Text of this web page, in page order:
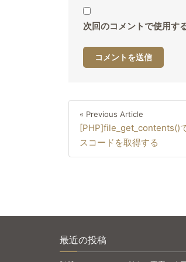
次回のコメントで使用す
ビ
ン
Previous
Article
« Previous Article
[PHP]file_get_contents()
スコードを取得する
最近の投稿